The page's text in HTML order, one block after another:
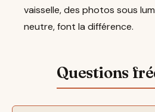
vaisselle, des photos sous
neutre, font la différence.